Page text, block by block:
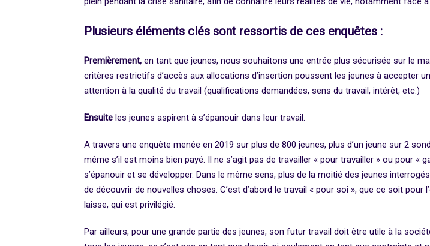
Plusieurs éléments clés sont ressortis de ces enquêtes :
Premièrement,en tant que jeunes, nous souhaitons une entrée plus sécurisée sur le
critères restrictifs d’accès aux allocations d’insertion poussent les jeunes à accepter
attention à la qualité du travail (qualifications demandées, sens du travail, intérêt, etc.)
Ensuite les jeunes aspirent à s’épanouir dans leur travail.
A travers une enquête menée en 2019 sur plus de 800 jeunes, plus d’un jeune sur 2
même s’il est moins bien payé. Il ne s’agit pas de travailler « pour travailler » ou pour «
s’épanouir et se développer. Dans le même sens, plus de la moitié des jeunes
de découvrir de nouvelles choses. C’est d’abord le travail « pour soi », que ce soit pour
laisse, qui est privilégié.
Par ailleurs, pour une grande partie des jeunes, son futur travail doit être utile à la